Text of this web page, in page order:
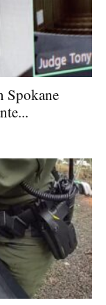
Spokane